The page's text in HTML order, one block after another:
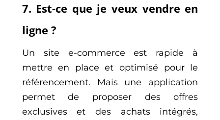
7. Est-ce que je veux vendre en
ligne ?
Un site e-commerce est rapide à
mettre en place et optimisé pour le
référencement. Mais une application
permet de proposer des offres
exclusives et des achats intégrés,